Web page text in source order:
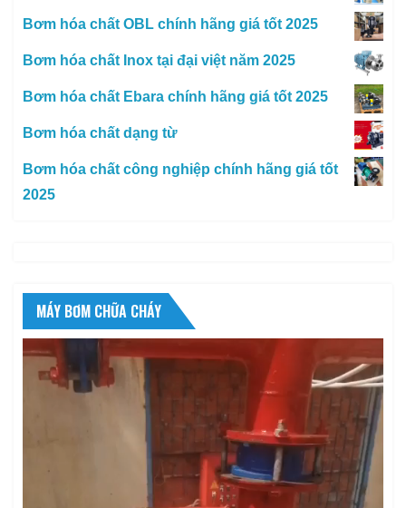
Bơm hóa chất OBL chính hãng giá tốt 2025
Bơm hóa chất Inox tại đại việt năm 2025
Bơm hóa chất Ebara chính hãng giá tốt 2025
Bơm hóa chất dạng từ
Bơm hóa chất công nghiệp chính hãng giá tốt
2025
MÁY BƠM CHỮA CHÁY
Trình
chơi